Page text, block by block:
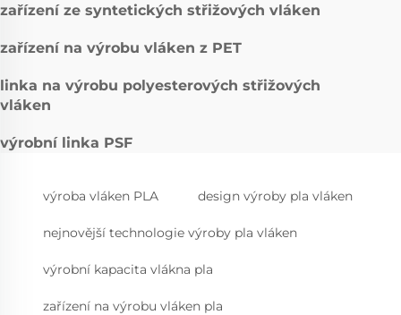
zařízení ze syntetických střižových vláken
zařízení na výrobu vláken z PET
linka na výrobu polyesterových střižových
vláken
výrobní linka PSF
výroba vláken PLA design výroby pla vláken
nejnovější technologie výroby pla vláken
výrobní kapacita vlákna pla
zařízení na výrobu vláken pla